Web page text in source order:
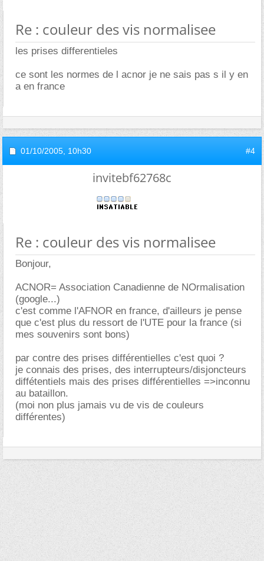
Re : couleur des vis normalisee
les prises differentieles
ce sont les normes de l acnor je ne sais pas s il y en
a en france
01/10/2005, 10h30 #4
invitebf62768c
Re : couleur des vis normalisee
Bonjour,
ACNOR= Association Canadienne de NOrmalisation
(google...)
c'est comme l'AFNOR en france, d'ailleurs je pense
que c'est plus du ressort de l'UTE pour la france (si
mes souvenirs sont bons)
par contre des prises différentielles c'est quoi ?
je connais des prises, des interrupteurs/disjoncteurs
diffétentiels mais des prises différentielles =>inconnu
au bataillon.
(moi non plus jamais vu de vis de couleurs
différentes)